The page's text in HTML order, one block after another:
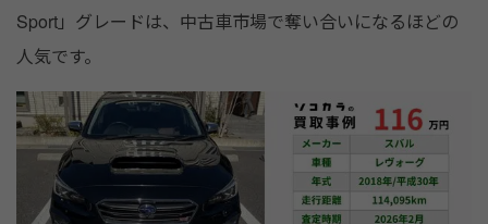
Sport」グレードは、中古車市場で奪い合いになるほどの
人気です。